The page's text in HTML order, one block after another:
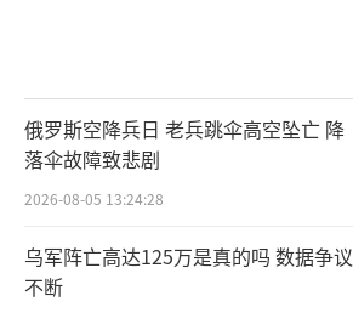
俄罗斯空降兵日 老兵跳伞高空坠亡 降
落伞故障致悲剧
2026-08-05 13:24:28
乌军阵亡高达125万是真的吗 数据争议
不断